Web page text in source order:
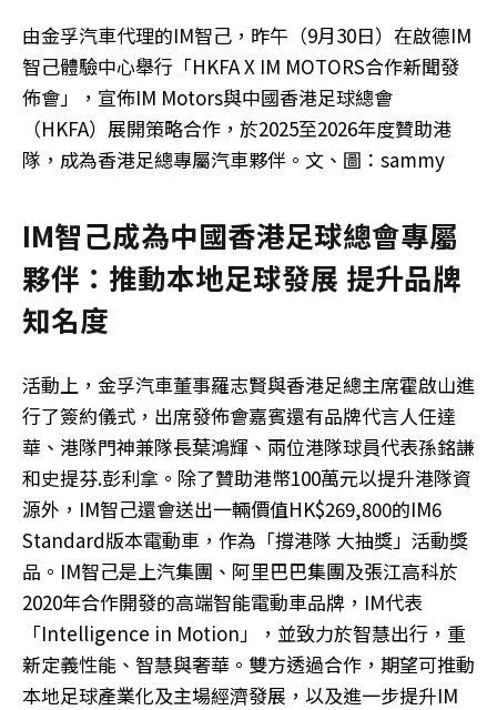
由金孚汽車代理的IM智己，昨午（9月30日）在啟德IM
智己體驗中心舉行「HKFA X IM MOTORS合作新聞發
佈會」，宣佈IM Motors與中國香港足球總會
（HKFA）展開策略合作，於2025至2026年度贊助港
隊，成為香港足總專屬汽車夥伴。文、圖：sammy
IM智己成為中國香港足球總會專屬
夥伴：推動本地足球發展 提升品牌
知名度
活動上，金孚汽車董事羅志賢與香港足總主席霍啟山進
行了簽約儀式，出席發佈會嘉賓還有品牌代言人任達
華、港隊門神兼隊長葉鴻輝、兩位港隊球員代表孫銘謙
和史提芬.彭利拿。除了贊助港幣100萬元以提升港隊資
源外，IM智己還會送出一輛價值HK$269,800的IM6
Standard版本電動車，作為「撐港隊 大抽獎」活動獎
品。IM智己是上汽集團、阿里巴巴集團及張江高科於
2020年合作開發的高端智能電動車品牌，IM代表
「Intelligence in Motion」，並致力於智慧出行，重
新定義性能、智慧與奢華。雙方透過合作，期望可推動
本地足球產業化及主場經濟發展，以及進一步提升IM